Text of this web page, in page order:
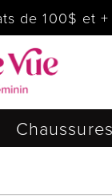
de 100$ et +
Chaussures